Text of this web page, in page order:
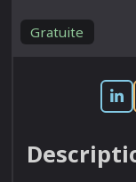
Gratuite